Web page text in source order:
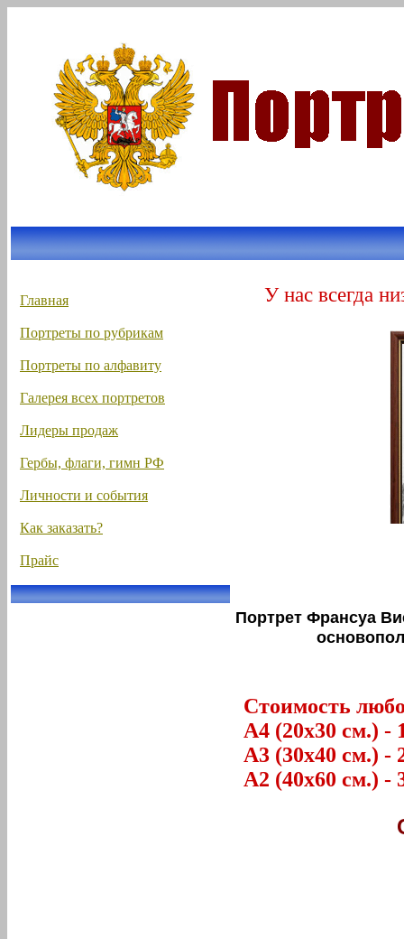
Главная
Портреты по рубрикам
Портреты по алфавиту
Галерея всех портретов
Лидеры продаж
Гербы, флаги, гимн РФ
Личности и события
Как заказать?
Прайс
У нас всегда
Портрет Франсуа
Стоимость
А4 (20х30 см.) -
А3 (30х40 см.) -
А2 (40х60 см.) -